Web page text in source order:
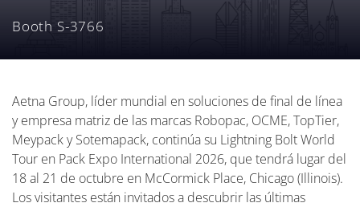
Booth S-3766
Aetna Group, líder mundial en soluciones de final de línea
y empresa matriz de las marcas Robopac, OCME, TopTier,
Meypack y Sotemapack, continúa su Lightning Bolt World
Tour en Pack Expo International 2026, que tendrá lugar del
18 al 21 de octubre en McCormick Place, Chicago (Illinois).
Los visitantes están invitados a descubrir las últimas